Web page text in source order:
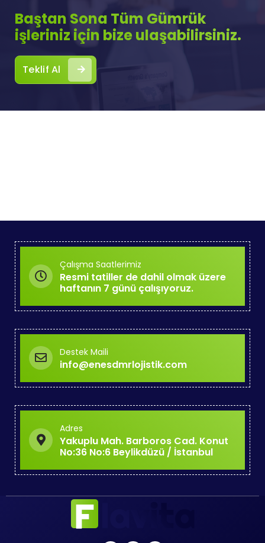
Baştan Sona Tüm Gümrük
işleriniz için bize ulaşabilirsiniz.
Teklif Al
Çalışma Saatlerimiz
Resmi tatiller de dahil olmak üzere
haftanın 7 günü çalışıyoruz.
Destek Maili
info@enesdmrlojistik.com
Adres
Yakuplu Mah. Barboros Cad. Konut
No:36 No:6 Beylikdüzü / İstanbul